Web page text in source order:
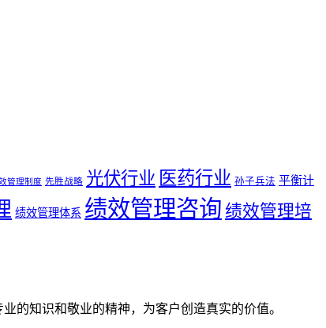
管理制度 先胜战略 光伏行业 医药行业 孙子兵法 平衡计
绩效管理体系 绩效管理咨询 绩效管理培
的知识和敬业的精神，为客户创造真实的价值。